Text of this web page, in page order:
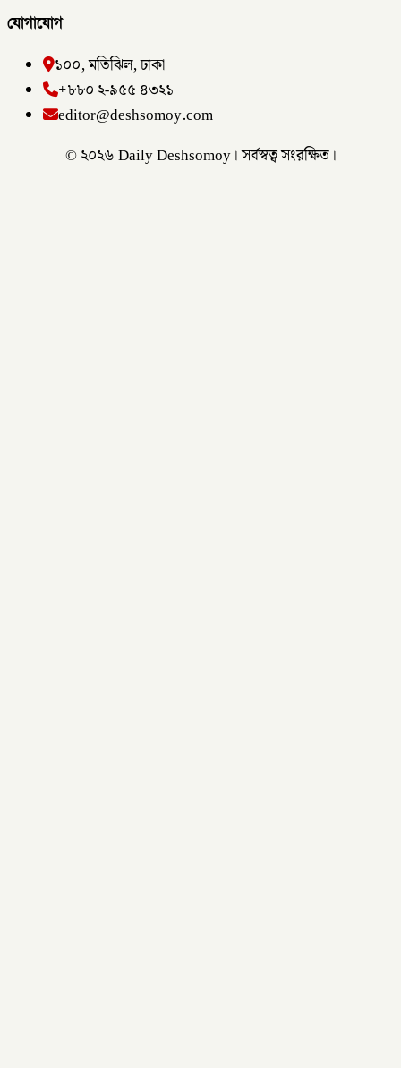
যোগাযোগ
১০০, মতিঝিল, ঢাকা
+৮৮০ ২-৯৫৫ ৪৩২১
editor@deshsomoy.com
© ২০২৬ Daily Deshsomoy। সর্বস্বত্ব সংরক্ষিত।